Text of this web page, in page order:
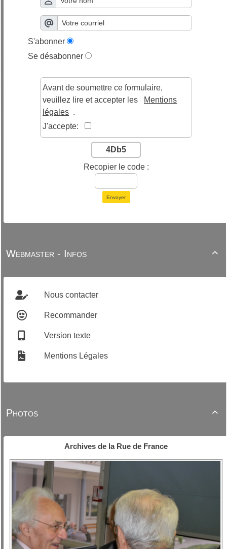
S'abonner
Se désabonner
Avant de soumettre ce formulaire,
veuillez lire et accepter les
Mentions
légales .
J'accepte:
4Db5
Recopier le code :
Envoyer

Webmaster - Infos
Nous contacter
Recommander
Version texte
Mentions Légales

Photos
Archives de la Rue de France